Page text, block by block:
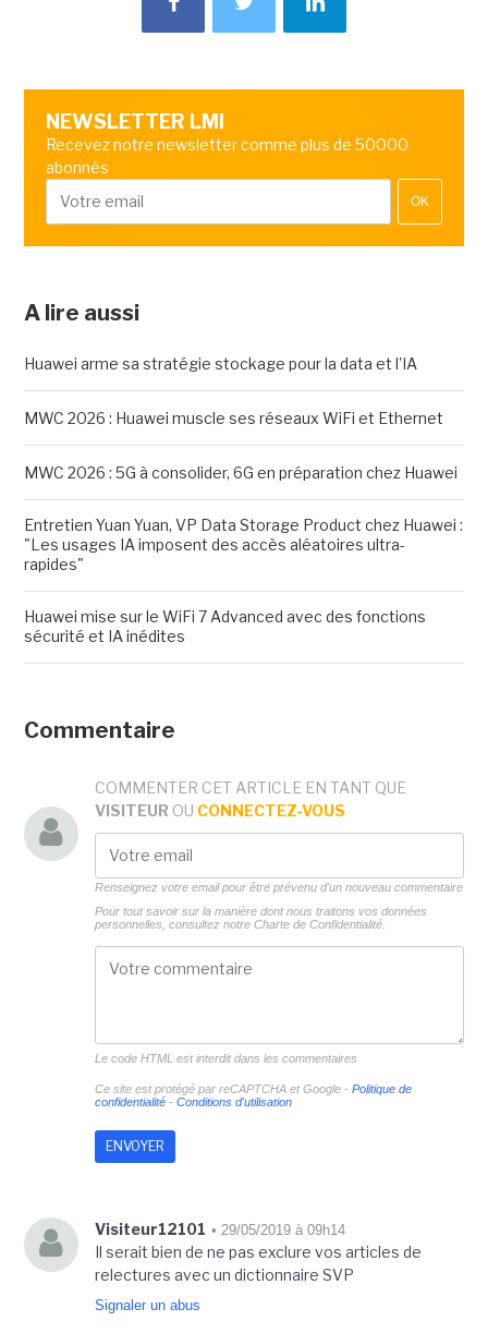
NEWSLETTER LMI
Recevez notre newsletter comme plus de 50000
abonnés
OK
A lire aussi
Huawei arme sa stratégie stockage pour la data et l'IA
MWC 2026 : Huawei muscle ses réseaux WiFi et Ethernet
MWC 2026 : 5G à consolider, 6G en préparation chez Huawei
Entretien Yuan Yuan, VP Data Storage Product chez Huawei :
"Les usages IA imposent des accès aléatoires ultra-
rapides"
Huawei mise sur le WiFi 7 Advanced avec des fonctions
sécurité et IA inédites
Commentaire
COMMENTER CET ARTICLE EN TANT QUE
VISITEUR OU CONNECTEZ-VOUS
Renseignez votre email pour être prévenu d'un nouveau commentaire
Pour tout savoir sur la manière dont nous traitons vos données
personnelles, consultez notre Charte de Confidentialité.
Le code HTML est interdit dans les commentaires
Ce site est protégé par reCAPTCHA et Google - Politique de
confidentialité- Conditions d'utilisation
Visiteur12101 • 29/05/2019 à 09h14
Il serait bien de ne pas exclure vos articles de
relectures avec un dictionnaire SVP
Signaler un abus